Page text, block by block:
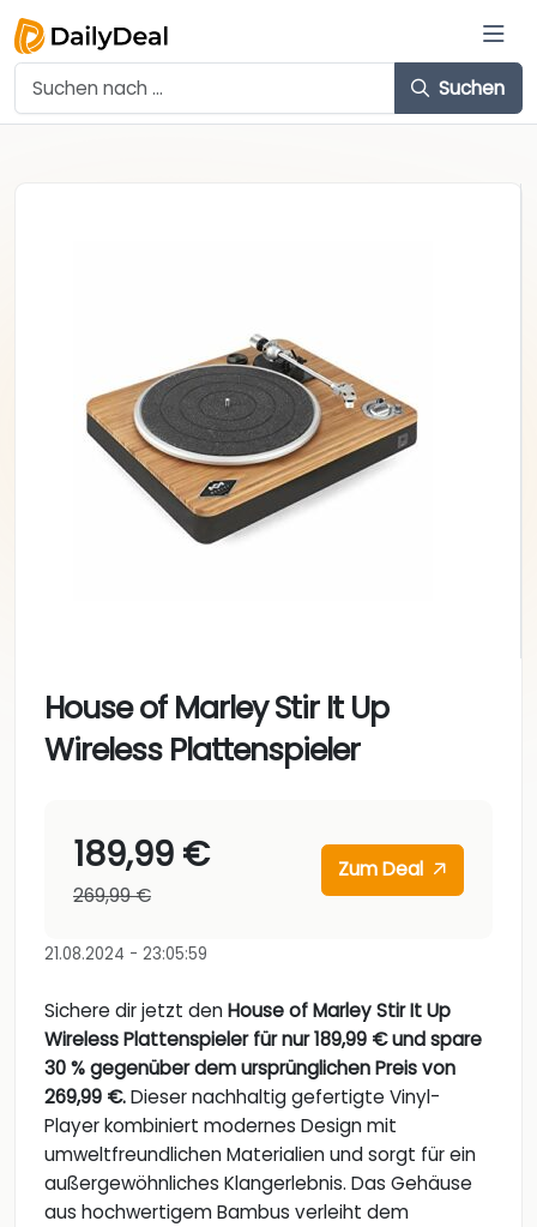
Suchen
House of Marley Stir It Up
Wireless Plattenspieler
189,99 €
269,99 €
Zum Deal
21.08.2024 - 23:05:59
Sichere dir jetzt denHouse of Marley Stir It Up
Wireless Plattenspieler für nur 189,99 € und spare
30 % gegenüber dem ursprünglichen Preis von
269,99 €.Dieser nachhaltig gefertigte Vinyl-
Player kombiniert modernes Design mit
umweltfreundlichen Materialien und sorgt für ein
außergewöhnliches Klangerlebnis. Das Gehäuse
aus hochwertigem Bambus verleiht dem